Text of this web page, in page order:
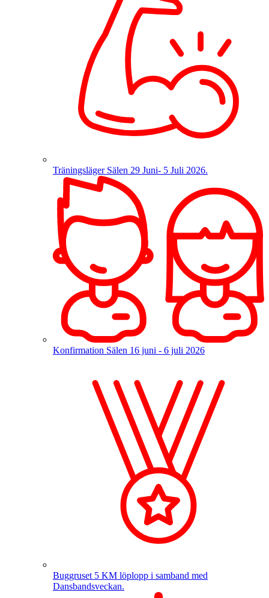
Träningsläger Sälen 29 Juni- 5 Juli 2026.
Konfirmation Sälen 16 juni - 6 juli 2026
Buggruset 5 KM löplopp i samband med
Dansbandsveckan.